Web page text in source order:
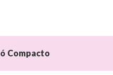
Compacto